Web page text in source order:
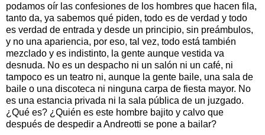
podamos oír las confesiones de los hombres que hacen fila,
tanto da, ya sabemos qué piden, todo es de verdad y todo
es verdad de entrada y desde un principio, sin preámbulos,
y no una apariencia, por eso, tal vez, todo está también
mezclado y es indistinto, la gente aunque vestida va
desnuda. No es un despacho ni un salón ni un café, ni
tampoco es un teatro ni, aunque la gente baile, una sala de
baile o una discoteca ni ninguna carpa de fiesta mayor. No
es una estancia privada ni la sala pública de un juzgado.
¿Qué es? ¿Quién es este hombre bajito y calvo que
después de despedir a Andreotti se pone a bailar?